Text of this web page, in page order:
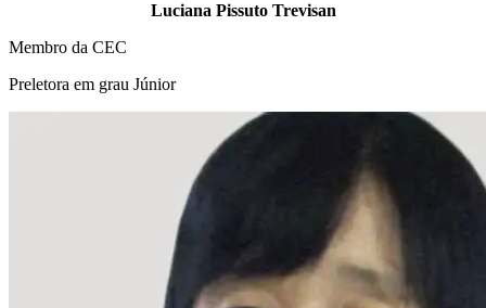
Luciana Pissuto Trevisan
Membro da CEC
Preletora em grau Júnior